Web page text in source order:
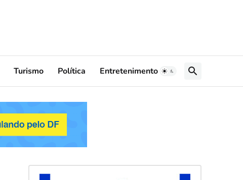
Turismo Política Entretenimento